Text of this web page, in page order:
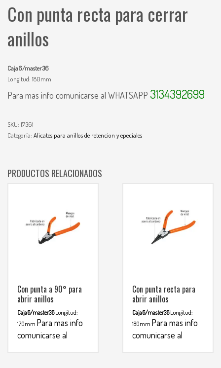
Con punta recta para cerrar
anillos
Caja6/master36
Longitud: 180mm
Para mas info comunicarse al WHATSAPP 3134392699
SKU: 17361
Categoría: Alicates para anillos de retencion y epeciales
PRODUCTOS RELACIONADOS
Con punta a 90° para
abrir anillos
Caja6/master36 Longitud:
170mm Para mas info
comunicarse al
Con punta recta para
abrir anillos
Caja6/master36 Longitud:
180mm Para mas info
comunicarse al